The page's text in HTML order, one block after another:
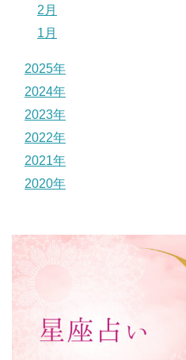
2月
1月
2025年
2024年
2023年
2022年
2021年
2020年